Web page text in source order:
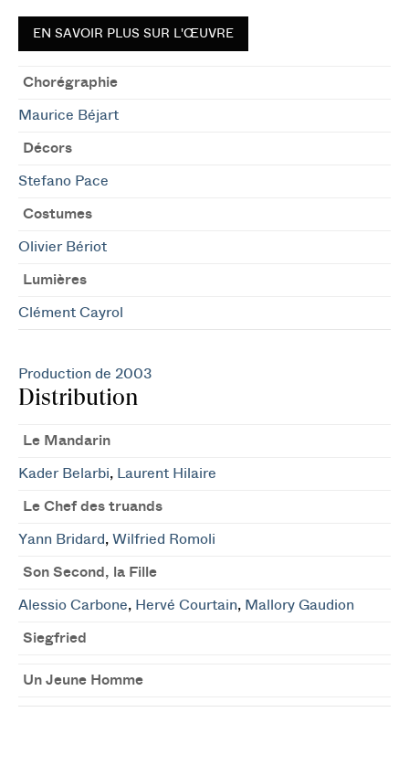
EN SAVOIR PLUS SUR L'ŒUVRE
Chorégraphie
Maurice Béjart
Décors
Stefano Pace
Costumes
Olivier Bériot
Lumières
Clément Cayrol
Production de 2003
Distribution
Le Mandarin
Kader Belarbi, Laurent Hilaire
Le Chef des truands
Yann Bridard, Wilfried Romoli
Son Second, la Fille
Alessio Carbone, Hervé Courtain, Mallory Gaudion
Siegfried
Un Jeune Homme